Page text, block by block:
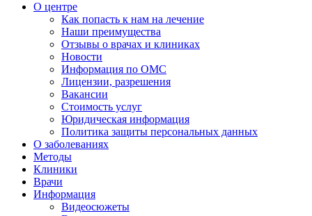
О центре
Как попасть к нам на лечение
Наши преимущества
Отзывы о врачах и клиниках
Новости
Информация по ОМС
Лицензии, разрешения
Вакансии
Стоимость услуг
Юридическая информация
Политика защиты персональных данных
О заболеваниях
Методы
Клиники
Врачи
Информация
Видеосюжеты